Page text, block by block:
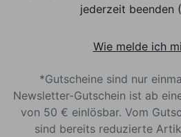
jederzeit beenden
Wie melde ich
*Gutscheine sind nur
Newsletter-Gutschein ist ab
von 50 € einlösbar. Vom
sind bereits reduzierte